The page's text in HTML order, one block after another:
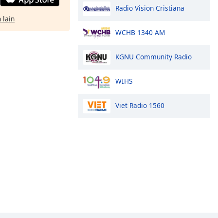
lain
Radio Vision Cristiana
WCHB 1340 AM
KGNU Community Radio
WIHS
Viet Radio 1560